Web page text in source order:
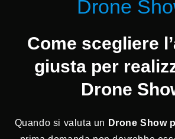
Drone
Come scegliere
giusta per
Drone
Quando si valuta un Drone Show